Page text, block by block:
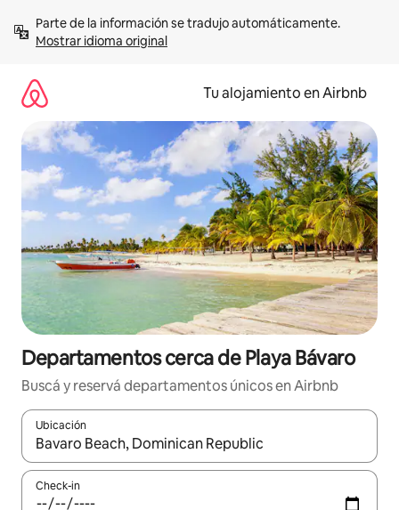
contenidoMostrar idioma original
Tu alojamiento en Airbnb
Departamentos cerca de Playa Bávaro
Buscá y reservá departamentos únicos en Airbnb
Ubicación
Cuando los resultados estén disponibles, navegá con las
Check-in